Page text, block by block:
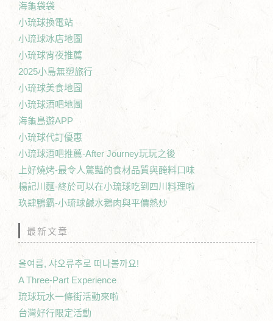
海龜袋袋
小琉球換電站
小琉球冰店地圖
小琉球宵夜推薦
2025小島無塑旅行
小琉球美食地圖
小琉球酒吧地圖
海龜島遊APP
小琉球代訂優惠
小琉球酒吧推薦-After Journey玩玩之後
上好燒烤-最令人驚豔的食材品質與醃料口味
楊記川麵-終於可以在小琉球吃到四川料理啦
玖肆鴨霸-小琉球鹹水鵝肉與平價熱炒
最新文章
올여름, 샤오류추로 떠나볼까요!
A Three-Part Experience
琉球玩水一條街活動來啦
台灣好行限定活動